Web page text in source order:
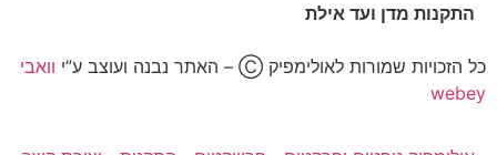
התקנות מדן ועד אילת
כל הזכויות שמורות לאולימפיק Ⓒ – האתר נבנה ועוצב ע”י
וואבי
webey